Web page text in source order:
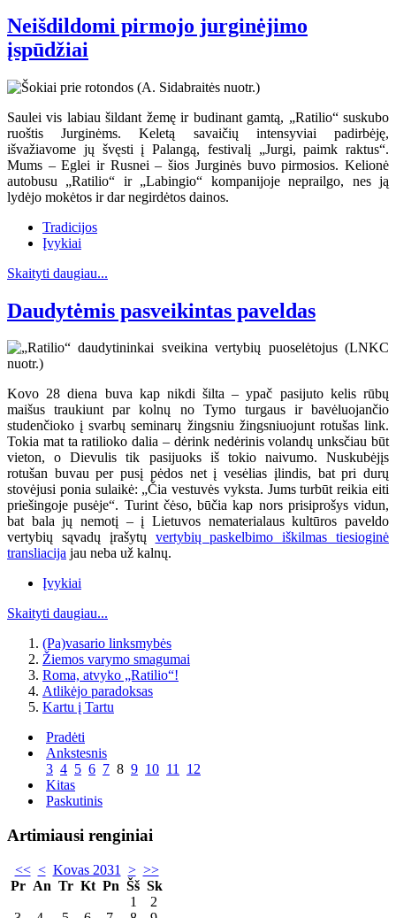
Neišdildomi pirmojo jurginėjimo
įspūdžiai
Saulei vis labiau šildant žemę ir budinant gamtą, „Ratilio“ suskubo
ruoštis Jurginėms. Keletą savaičių intensyviai padirbėję,
išvažiavome jų švęsti į Palangą, festivalį „Jurgi, paimk raktus“.
Mums – Eglei ir Rusnei – šios Jurginės buvo pirmosios. Kelionė
autobusu „Ratilio“ ir „Labingio“ kompanijoje neprailgo, nes ją
lydėjo mokėtos ir dar negirdėtos dainos.
Tradicijos
Įvykiai
Skaityti daugiau...
Daudytėmis pasveikintas paveldas
Kovo 28 diena buva kap nikdi šilta – ypač pasijuto kelis rūbų
maišus traukiunt par kolnų no Tymo turgaus ir bavėluojančio
studenčioko į svarbų seminarų žingsniu žingsniuojunt rotušas link.
Tokia mat ta ratilioko dalia – dėrink nedėrinis volandų unksčiau būt
vieton, o Dievulis tik pasijuoks iš tokio naivumo. Nuskubėjįs
rotušan buvau per pusį pėdos net į vesėlias įlindis, bat pri durų
stovėjusi ponia sulaikė: „Čia vestuvės vyksta. Jums turbūt reikia eiti
priešingoje pusėje“. Turint čėso, būčia kap nors prisiprošys vidun,
bat bala jų nemotį – į Lietuvos nematerialaus kultūros paveldo
vertybių sąvadų įrašytų vertybių paskelbimo iškilmas tiesioginė
transliacija jau neba už kalnų.
Įvykiai
Skaityti daugiau...
(Pa)vasario linksmybės
Žiemos varymo smagumai
Roma, atvyko „Ratilio“!
Atlikėjo paradoksas
Kartu į Tartu
Pradėti
Ankstesnis
3 4 5 6 7 8 9 10 11 12
Kitas
Paskutinis
Artimiausi renginiai
<< < Kovas 2031 > >>
Pr An Tr Kt Pn Šš Sk
1
2